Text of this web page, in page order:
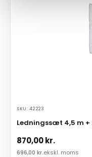
SKU: 42223
Ledningssæt 4,5 m +
870,00kr.
696,00 kr.ekskl. moms